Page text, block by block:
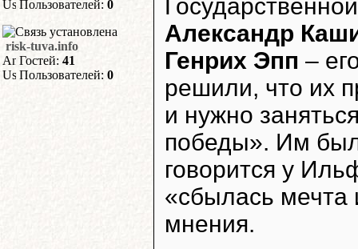
Пользователей: 0
risk-tuva.info
Гостей: 41
Пользователей: 0
Александр
Генрих Эпп –
решили, что их
и нужно
победы». Им
говорится у
«сбылась мечта
мнения.